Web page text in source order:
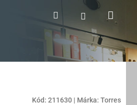
Keresés Bejelentkezés
Kód: 211630 | Márka: Torres